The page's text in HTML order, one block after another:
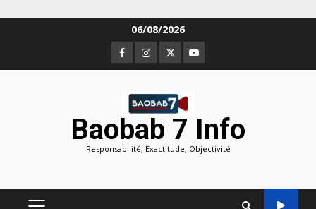
06/08/2026
Facebook
Instagram
TwitterYoutube
Baobab 7 Info
Responsabilité, Exactitude, Objectivité